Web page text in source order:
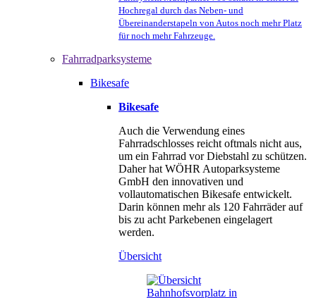
Hochregal durch das Neben- und
Übereinanderstapeln von Autos noch mehr Platz
für noch mehr Fahrzeuge.
Fahrradparksysteme
Bikesafe
Bikesafe
Auch die Verwendung eines
Fahrradschlosses reicht oftmals nicht aus,
um ein Fahrrad vor Diebstahl zu schützen.
Daher hat WÖHR Autoparksysteme
GmbH den innovativen und
vollautomatischen Bikesafe entwickelt.
Darin können mehr als 120 Fahrräder auf
bis zu acht Parkebenen eingelagert
werden.
Übersicht